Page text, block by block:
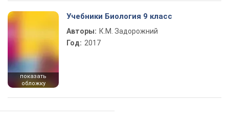
показать
обложку
Учебники Биология 9 класс
Авторы: К.М. Задорожний
Год: 2017